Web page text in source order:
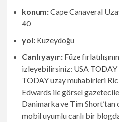
konum:Cape Canaveral
40
yol: Kuzeydoğu
Canlı yayın: Füze
izleyebilirsiniz: USA TODAY
TODAY uzay muhabirleri
Edwards ile görsel
Danimarka ve Tim
mobil uyumlu canlı bir